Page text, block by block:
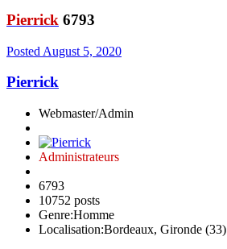
Pierrick 6793
Posted August 5, 2020
Pierrick
Webmaster/Admin
Administrateurs
6793
10752 posts
Genre:Homme
Localisation:Bordeaux, Gironde (33)